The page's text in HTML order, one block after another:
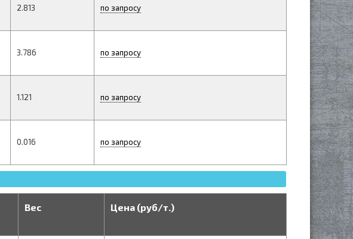
2.813 по запросу
3.786 по запросу
1.121 по запросу
0.016 по запросу
Вес Цена (руб/т.)